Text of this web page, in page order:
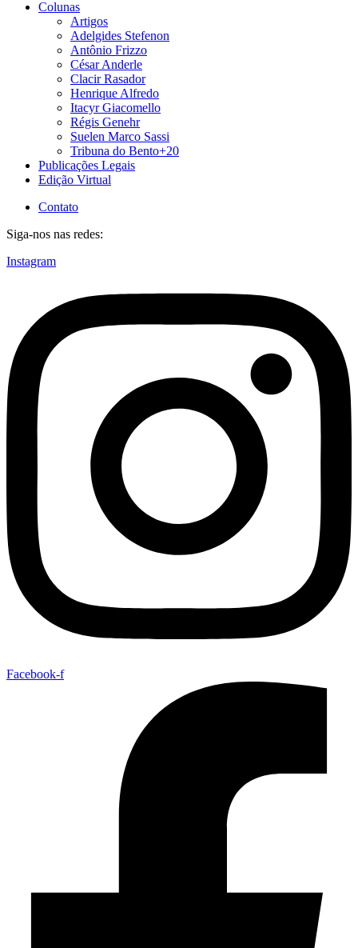
Colunas
Artigos
Adelgides Stefenon
Antônio Frizzo
César Anderle
Clacir Rasador
Henrique Alfredo
Itacyr Giacomello
Régis Genehr
Suelen Marco Sassi
Tribuna do Bento+20
Publicações Legais
Edição Virtual
Contato
Siga-nos nas redes:
Instagram
Facebook-f